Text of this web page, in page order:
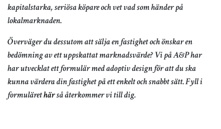
kapitalstarka, seriösa köpare och vet vad som händer på
lokalmarknaden.
Överväger du dessutom att sälja en fastighet och önskar en
bedömning av ett uppskattat marknadsvärde? Vi på A&P har
har utvecklat ett formulär med adoptiv design för att du ska
kunna värdera din fastighet på ett enkelt och snabbt sätt. Fyll i
formulärethärså återkommer vi till dig.